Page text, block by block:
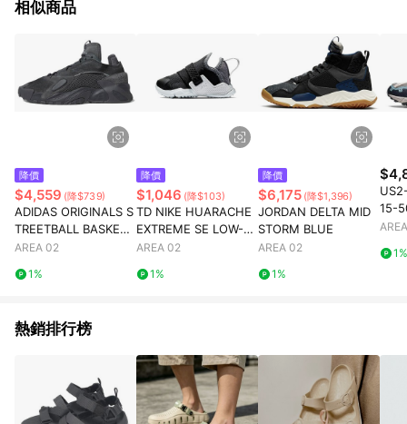
專業戶外服飾與配備。在全球市場上，The North Face永遠都是
選，品牌在1976年便成立了品質控制實驗室，專門用於材料測
試，研發適合不同戶外環境、滿足各類需求的材質及面料；並且
每一件產品都需要經過嚴格的運動員實地測試、精進設計，至
今，The North Face代表著的不僅只是優良的裝備，更是人們走
出戶外或是從事惡劣苛刻的戶外探險時的最佳夥伴。 憑藉對戶外
運動的熱愛和極致的探索精神，The North Face不斷追求設計與
性能的極限，透過不斷的科技創新，提供更舒適安全的戶外裝
情的挑戰自我的極限；歷經跨越五十年的傳承發展，The North
Face探索故事仍在續寫。
相似商品
降價
$4,559 (降$739)
ADIDAS ORIGINALS S
TREETBALL BASKETB
ALL SHOES CARBON
AREA 02
1%
降價
$1,046 (降$103)
TD NIKE HUARACHE
EXTREME SE LOW-T
OP RUNNING SHOES
AREA 02
1%
降價
$6,175 (降$1,396)
JORDAN DELTA MID
STORM BLUE
AREA 02
1%
15-
REY
1%
熱銷排行榜